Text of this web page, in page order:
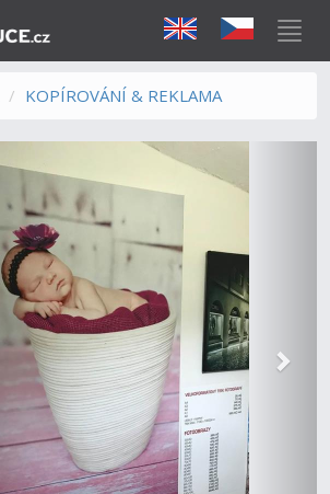
KOPÍROVÁNÍ & REKLAMA